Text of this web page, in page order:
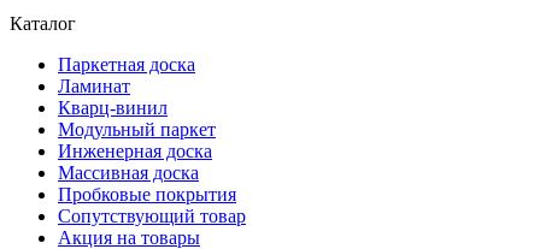
Каталог
Паркетная доска
Ламинат
Кварц-винил
Модульный паркет
Инженерная доска
Массивная доска
Пробковые покрытия
Сопутствующий товар
Акция на товары